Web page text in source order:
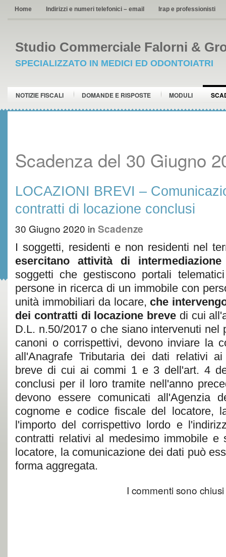
Home Indirizzi e numeri telefonici – email Irap e professionisti
Studio Commerciale Falorni &
SPECIALIZZATO IN MEDICI ED ODONTOIATRI
NOTIZIE FISCALI DOMANDE E RISPOSTE MODULI
Scadenza del 30 Giugno
LOCAZIONI BREVI –
contratti di locazione conclusi
30 Giugno 2020 in Scadenze
I soggetti, residenti e non residenti nel
esercitano attività di
soggetti che gestiscono portali
persone in ricerca di un immobile con
unità immobiliari da locare,che
dei contratti di locazione breve di cui
D.L. n.50/2017 o che siano intervenuti nel
canoni o corrispettivi, devono inviare la
all'Anagrafe Tributaria dei dati relativi
breve di cui ai commi 1 e 3 dell'art. 4
conclusi per il loro tramite nell'anno
devono essere comunicati all'Agenzia
cognome e codice fiscale del locatore,
l'importo del corrispettivo lordo e
contratti relativi al medesimo immobile e
locatore, la comunicazione dei dati può
forma aggregata.
I commenti sono chiusi